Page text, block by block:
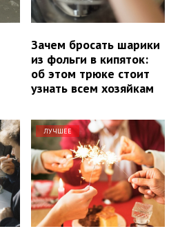
Зачем бросать шарики
из фольги в кипяток:
об этом трюке стоит
узнать всем хозяйкам
ЛУЧШЕЕ